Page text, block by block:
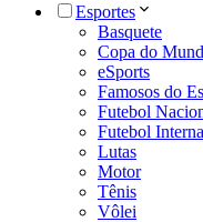
Esportes
Basquete
Copa do
eSports
Famosos do
Futebol
Futebol
Lutas
Motor
Tênis
Vôlei